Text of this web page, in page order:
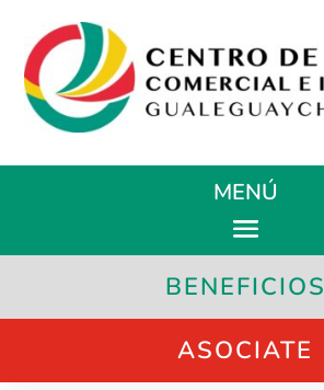
MENÚ
BENEFICIOS
ASOCIATE